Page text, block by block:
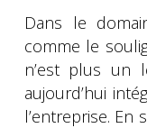
Dans le
comme le
n’est plus un
aujourd’hui
l’entreprise. En